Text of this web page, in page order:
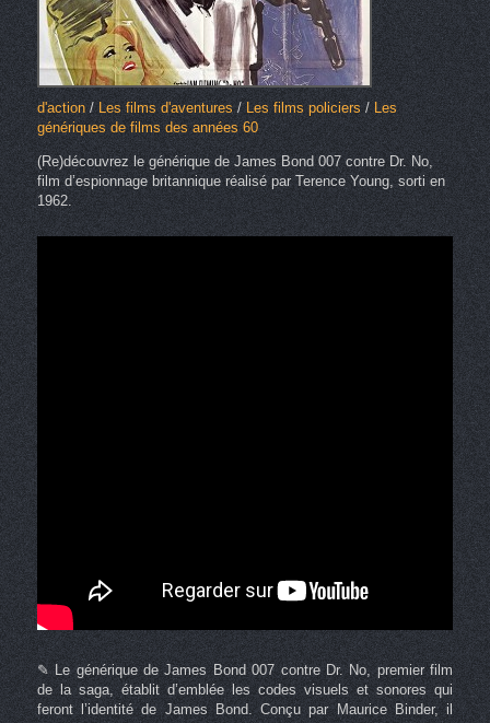
d'action/ Les films d'aventures / Les films policiers/ Les
génériques de films des années 60
(Re)découvrez le générique de James Bond 007 contre Dr. No,
film d’espionnage britannique réalisé par Terence Young, sorti en
1962.
✎ Le générique de James Bond 007 contre Dr. No, premier film
de la saga, établit d’emblée les codes visuels et sonores qui
feront l’identité de James Bond. Conçu par Maurice Binder, il